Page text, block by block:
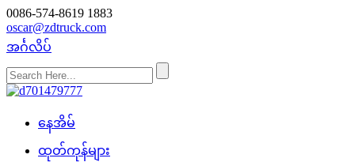
0086-574-8619 1883
oscar@zdtruck.com
အင်္ဂလိပ်
နေအိမ်
ထုတ်ကုန်များ